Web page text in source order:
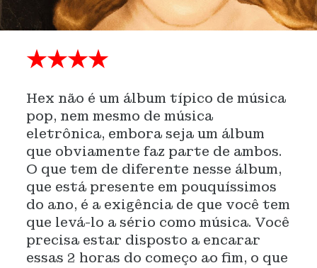
★★★★
Hex não é um álbum típico de música
pop, nem mesmo de música
eletrônica, embora seja um álbum
que obviamente faz parte de ambos.
O que tem de diferente nesse álbum,
que está presente em pouquíssimos
do ano, é a exigência de que você tem
que levá-lo a sério como música. Você
precisa estar disposto a encarar
essas 2 horas do começo ao fim, o que